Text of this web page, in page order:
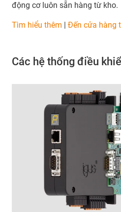
động cơ luôn sẵn hàng từ kho.
Tìm hiểu thêm | Đến cửa hàng
Các hệ thống điều